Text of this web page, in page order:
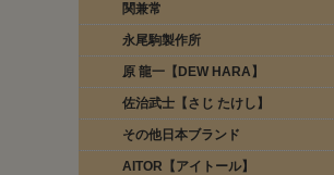
関兼常
永尾駒製作所
原 龍一【DEW HARA】
佐治武士【さじ たけし】
その他日本ブランド
AITOR【アイトール】